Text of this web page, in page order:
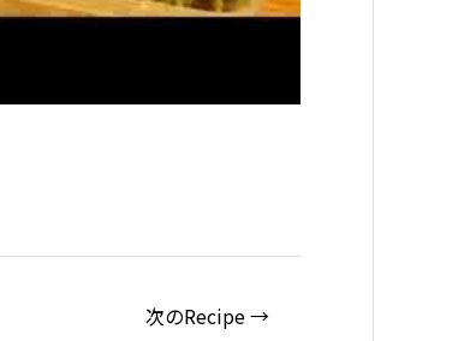
次のRecipe→